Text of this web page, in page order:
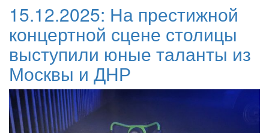
15.12.2025: На престижной
концертной сцене столицы
выступили юные таланты из
Москвы и ДНР